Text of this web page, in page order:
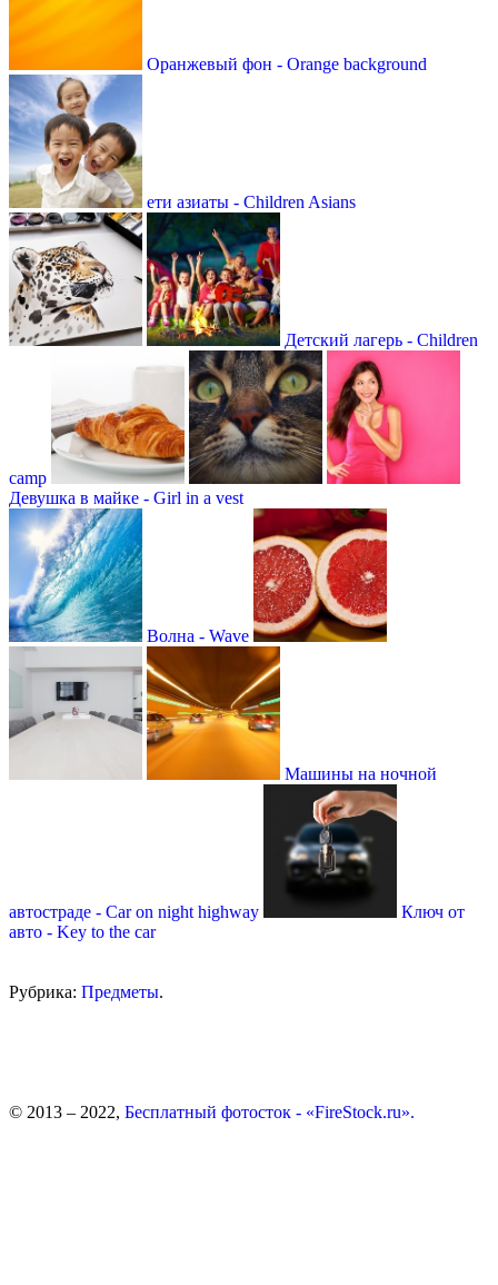
Оранжевый фон - Orange background
ети азиаты - Children Asians
Детский лагерь - Children
camp
Девушка в майке - Girl in a vest
Волна - Wave
Машины на ночной
автостраде - Car on night highway
Ключ от
авто - Key to the car
Рубрика: Предметы.
© 2013 – 2022, Бесплатный фотосток - «FireStock.ru».